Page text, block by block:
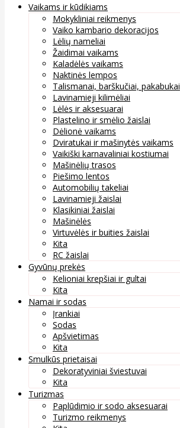
Vaikams ir kūdikiams
Mokykliniai reikmenys
Vaiko kambario dekoracijos
Lėlių nameliai
Žaidimai vaikams
Kaladėlės vaikams
Naktinės lempos
Talismanai, barškučiai, pakabukai
Lavinamieji kilimėliai
Lėlės ir aksesuarai
Plastelino ir smėlio žaislai
Dėlionė vaikams
Dviratukai ir mašinytės vaikams
Vaikiški karnavaliniai kostiumai
Mašinėlių trasos
Piešimo lentos
Automobilių takeliai
Lavinamieji žaislai
Klasikiniai žaislai
Mašinėlės
Virtuvėlės ir buities žaislai
Kita
RC žaislai
Gyvūnų prekės
Kelioniai krepšiai ir gultai
Kita
Namai ir sodas
Įrankiai
Sodas
Apšvietimas
Kita
Smulkūs prietaisai
Dekoratyviniai šviestuvai
Kita
Turizmas
Paplūdimio ir sodo aksesuarai
Turizmo reikmenys